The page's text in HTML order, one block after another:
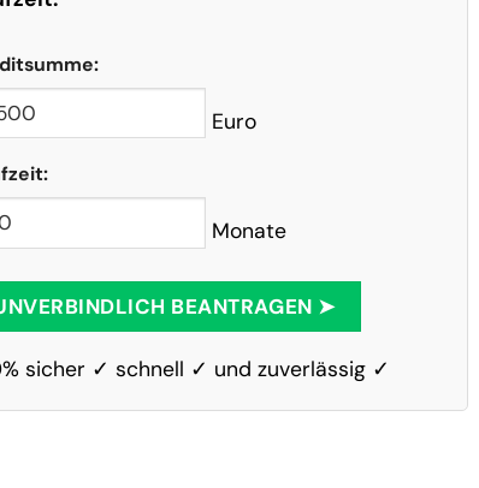
Euro
Monate
BEANTRAGEN ➤
sicher ✓ schnell ✓ und zuverlässig ✓